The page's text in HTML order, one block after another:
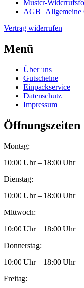
Muster-
AGB | Allgemeine
Vertrag widerrufen
Menü
Über uns
Gutscheine
Einpackservice
Datenschutz
Impressum
Öffnungszeiten
Montag:
10:00 Uhr – 18:00 Uhr
Dienstag:
10:00 Uhr – 18:00 Uhr
Mittwoch:
10:00 Uhr – 18:00 Uhr
Donnerstag:
10:00 Uhr – 18:00 Uhr
Freitag: